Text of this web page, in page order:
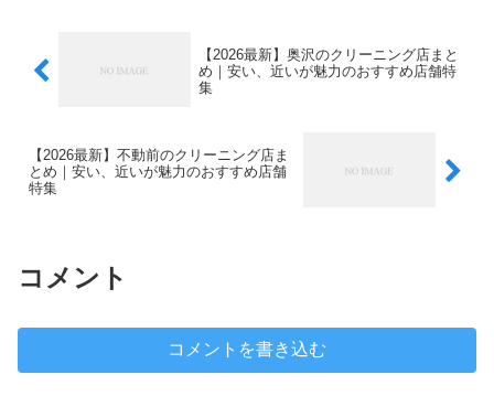
【2026最新】奥沢のクリーニング店まと
め｜安い、近いが魅力のおすすめ店舗特
集
【2026最新】不動前のクリーニング店ま
とめ｜安い、近いが魅力のおすすめ店舗
特集
コメント
コメントを書き込む